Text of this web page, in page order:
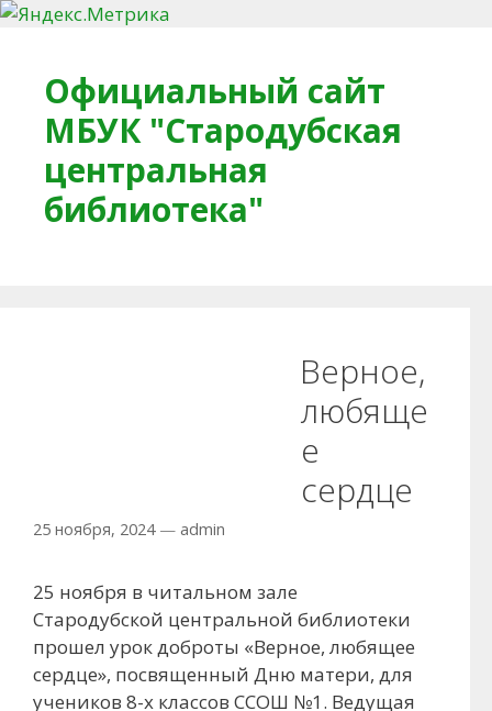
Официальный сайт
МБУК "Стародубская
центральная
библиотека"
Верное,
любяще
е
сердце
25 ноября, 2024 — admin
25 ноября в читальном зале
Стародубской центральной библиотеки
прошел урок доброты «Верное, любящее
сердце», посвященный Дню матери, для
учеников 8-х классов ССОШ №1. Ведущая